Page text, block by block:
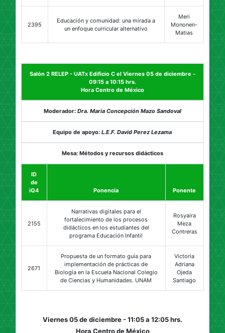
2395
Educación y comunidad: una mirada a
un enfoque curricular alternativo
Meri
Mononen-
Matias
Salón 2 RELEP - UATx Edificio C el Viernes 05 de diciembre -
09:15 a 10:15 hrs.
Hora Centro de México
Moderador: Dra. Maria Concepción Mazo Sandoval
Equipo de apoyo:L.E.F. David Perez Lezama
Mesa: Métodos y recursos didácticos
ID
de
iQ4
Ponencia Ponente
2155
Narrativas digitales para el
fortalecimiento de los procesos
didácticos en los estudiantes del
programa Educación Infantil
Rosyaira
Meza
Contreras
2671
Propuesta de un formato guía para
implementación de prácticas de
Biología en la Escuela Nacional Colegio
de Ciencias y Humanidades. UNAM
Victoria
Adriana
Ojeda
Santiago
Viernes 05 de diciembre - 11:05 a 12:05 hrs.
Hora Centro de México